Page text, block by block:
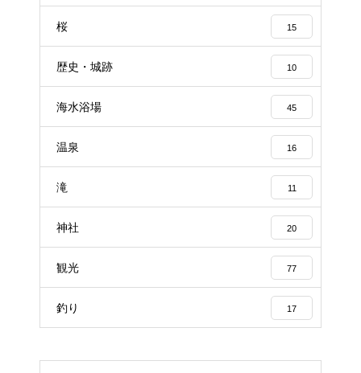
桜 15
歴史・城跡 10
海水浴場 45
温泉 16
滝 11
神社 20
観光 77
釣り 17